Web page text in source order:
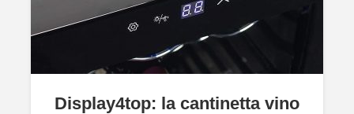
Display4top: la cantinetta vino